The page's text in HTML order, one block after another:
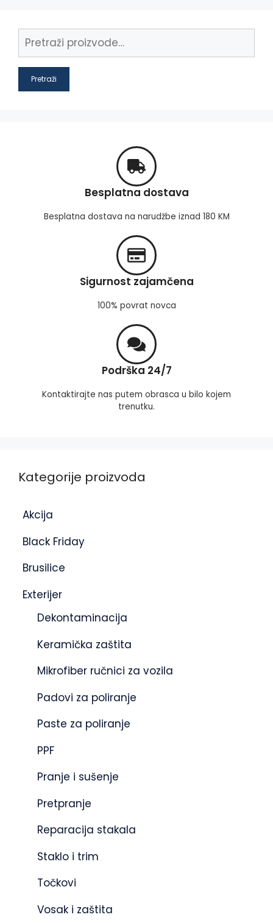
Pretraži
Besplatna dostava
Besplatna dostava na narudžbe iznad 180 KM
Sigurnost zajamčena
100% povrat novca
Podrška 24/7
Kontaktirajte nas putem obrasca u bilo kojem
trenutku.
Kategorije proizvoda
Akcija
Black Friday
Brusilice
Exterijer
Dekontaminacija
Keramička zaštita
Mikrofiber ručnici za vozila
Padovi za poliranje
Paste za poliranje
PPF
Pranje i sušenje
Pretpranje
Reparacija stakala
Staklo i trim
Točkovi
Vosak i zaštita